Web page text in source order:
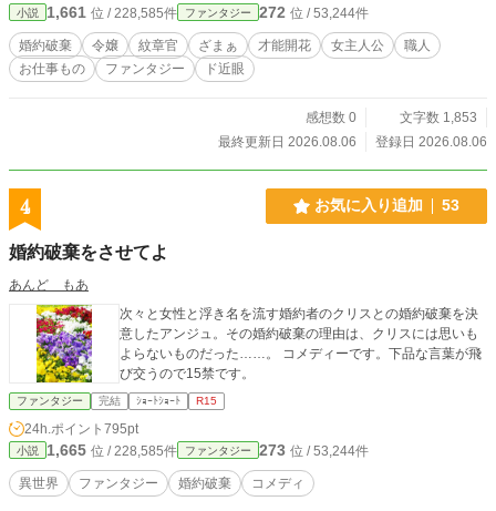
小説 1,661 位 / 228,585件 ファンタジー 272 位 / 53,244件
婚約破棄 令嬢 紋章官 ざまぁ 才能開花 女主人公
職人
お仕事もの
ファンタジー ド近眼
感想数 0
文字数 1,853
最終更新日 2026.08.06
登録日 2026.08.06
4 お気に入り追加 53
婚約破棄をさせてよ
あんど もあ
次々と女性と浮き名を流す婚約者のクリスとの婚約破棄を決
意したアンジュ。その婚約破棄の理由は、クリスには思いも
よらないものだった……。 コメディーです。下品な言葉が飛
び交うので15禁です。
ファンタジー 完結 ｼｮｰﾄｼｮｰﾄ R15
24h.ポイント 795pt
小説 1,665 位 / 228,585件 ファンタジー 273 位 / 53,244件
異世界 ファンタジー 婚約破棄 コメディ